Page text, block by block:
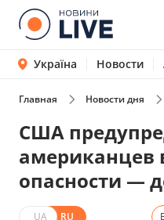
Україна Новости
Главная Новости дня
США
американцев
опасности —
UA RU